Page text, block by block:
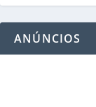
ANÚNCIOS